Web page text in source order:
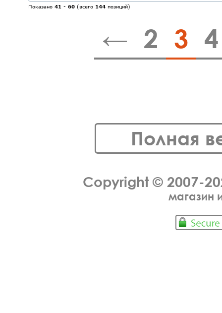
Показано 41 - 60 (всего 144 позиций)
← 2 3 4
Полная
Copyright © 2007-
магазин